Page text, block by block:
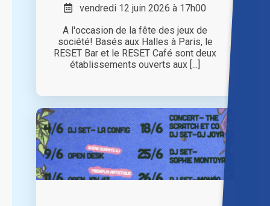
vendredi 12 juin 2026 à 17h00
A l'occasion de la fête des jeux de
société! Basés aux Halles à Paris, le
RESET Bar et le RESET Café sont deux
établissements ouverts aux [...]